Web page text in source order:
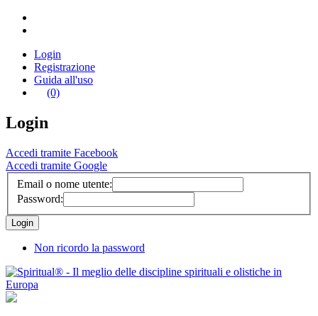
Login
Registrazione
Guida all'uso
(0)
Login
Accedi tramite Facebook
Accedi tramite Google
Email o nome utente:
Password:
Non ricordo la password